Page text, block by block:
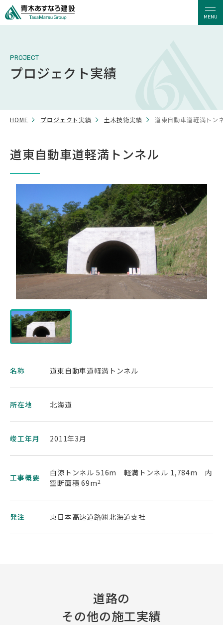
MENU
PROJECT
プロジェクト実績
HOME プロジェクト実績 土木技術実績 道東自動車道軽満トン
道東自動車道軽満トンネル
名称 道東自動車道軽満トンネル
所在地 北海道
竣工年月 2011年3月
工事概要
白涼トンネル 516m 軽満トンネル 1,784m 内
空断面積 69m2
発注 東日本高速道路㈱北海道支社
道路の
その他の施工実績